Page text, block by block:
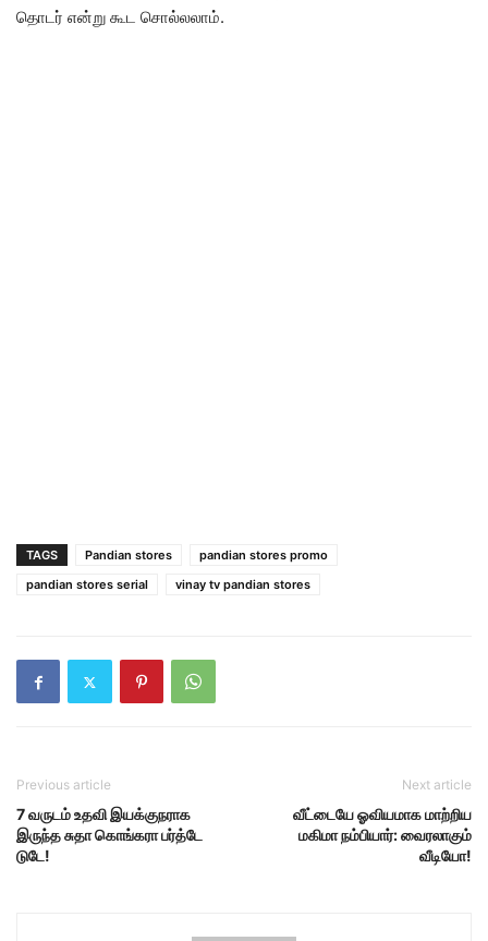
தொடர் என்று கூட சொல்லலாம்.
TAGS Pandian stores
pandian stores promo
pandian stores serial
vinay tv pandian stores
Previous article
7 வருடம் உதவி இயக்குநராக
இருந்த சுதா கொங்கரா பர்த்டே
டுடே!
Next article
வீட்டையே ஓவியமாக மாற்றிய
மகிமா நம்பியார்: வைரலாகும்
வீடியோ!